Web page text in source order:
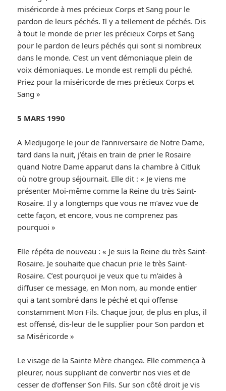
miséricorde à mes précieux Corps et Sang pour le
pardon de leurs péchés. Il y a tellement de péchés. Dis
à tout le monde de prier les précieux Corps et Sang
pour le pardon de leurs péchés qui sont si nombreux
dans le monde. C’est un vent démoniaque plein de
voix démoniaques. Le monde est rempli du péché.
Priez pour la miséricorde de mes précieux Corps et
Sang »
5 MARS 1990
A Medjugorje le jour de l’anniversaire de Notre Dame,
tard dans la nuit, j’étais en train de prier le Rosaire
quand Notre Dame apparut dans la chambre à Citluk
où notre group séjournait. Elle dit : « Je viens me
présenter Moi-même comme la Reine du très Saint-
Rosaire. Il y a longtemps que vous ne m’avez vue de
cette façon, et encore, vous ne comprenez pas
pourquoi »
Elle répéta de nouveau : « Je suis la Reine du très Saint-
Rosaire. Je souhaite que chacun prie le très Saint-
Rosaire. C’est pourquoi je veux que tu m’aides à
diffuser ce message, en Mon nom, au monde entier
qui a tant sombré dans le péché et qui offense
constamment Mon Fils. Chaque jour, de plus en plus, il
est offensé, dis-leur de le supplier pour Son pardon et
sa Miséricorde »
Le visage de la Sainte Mère changea. Elle commença à
pleurer, nous suppliant de convertir nos vies et de
cesser de d’offenser Son Fils. Sur son côté droit je vis